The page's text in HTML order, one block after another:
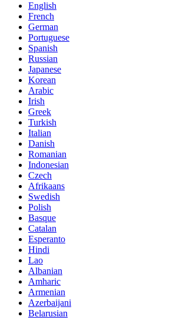
English
French
German
Portuguese
Spanish
Russian
Japanese
Korean
Arabic
Irish
Greek
Turkish
Italian
Danish
Romanian
Indonesian
Czech
Afrikaans
Swedish
Polish
Basque
Catalan
Esperanto
Hindi
Lao
Albanian
Amharic
Armenian
Azerbaijani
Belarusian